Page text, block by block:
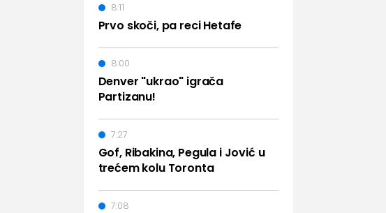
Prvo skoči, pa reci Hetafe
8:11
Denver "ukrao" igrača
Partizanu!
8:00
Gof, Ribakina, Pegula i Jović u
trećem kolu Toronta
7:27
7:08